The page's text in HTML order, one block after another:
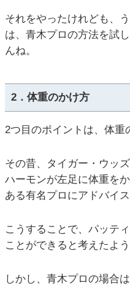
それをやったけれども、
は、青木プロの方法を試
んね。
2．体重のかけ方
2つ目のポイントは、体重
その昔、タイガー・ウッ
ハーモンが左足に体重を
ある有名プロにアドバイ
こうすることで、パッテ
ことができると考えたよう
しかし、青木プロの場合は